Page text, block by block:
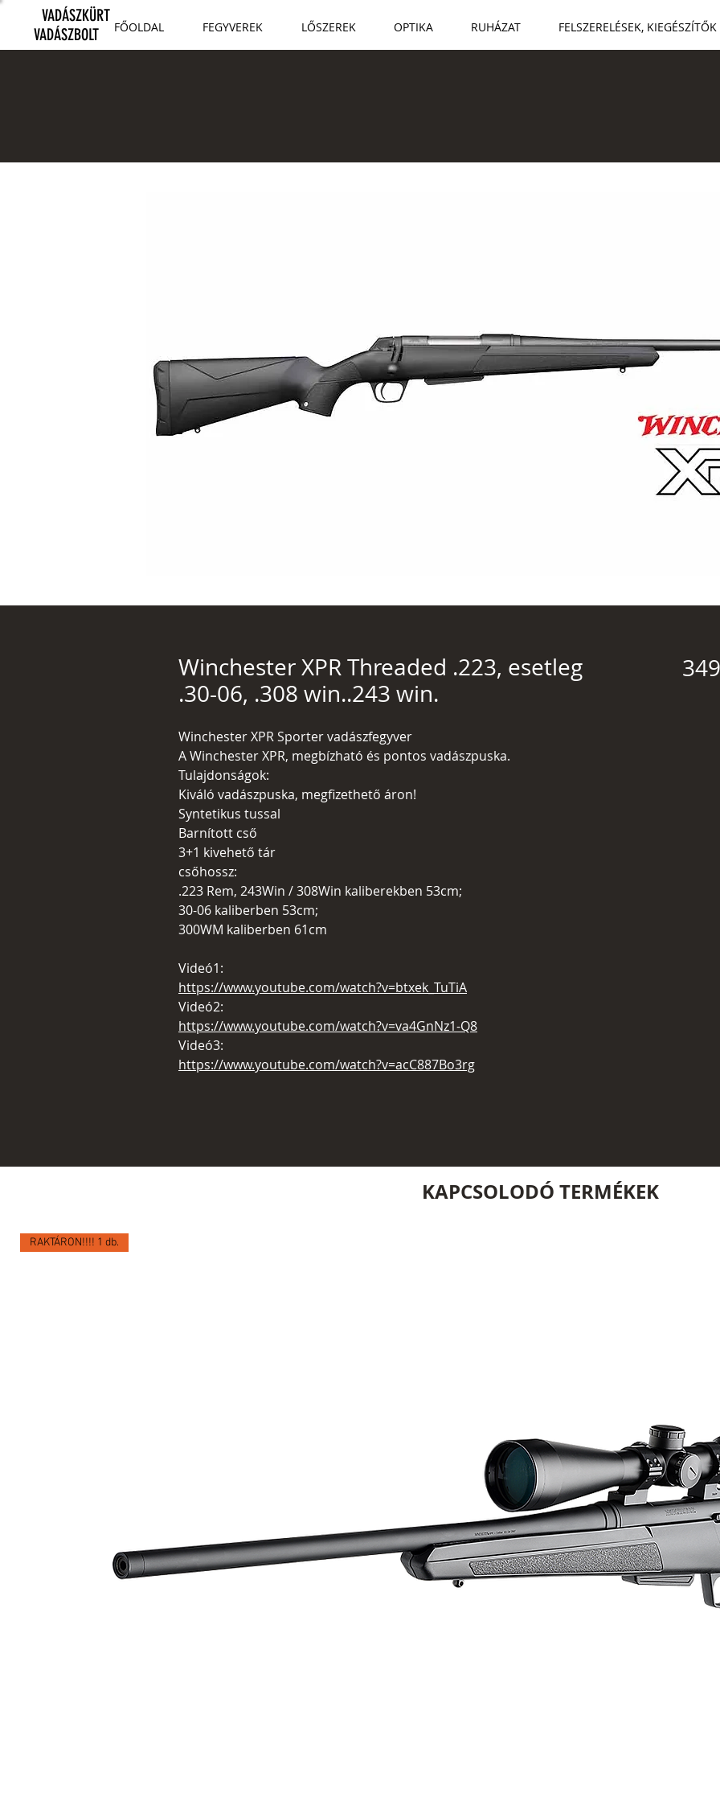
FŐOLDAL FEGYVEREK LŐSZEREK OPTIKA RUHÁZAT FELSZERELÉSEK, KIEGÉSZÍTŐK
VADÁSZKÜRT
VADÁSZBOLT
Winchester XPR Threaded .223, esetleg
.30-06, .308 win..243 win.
Winchester XPR Sporter vadászfegyver
A Winchester XPR, megbízható és pontos vadászpuska.
Tulajdonságok:
Kiváló vadászpuska, megfizethető áron!
Syntetikus tussal
Barnított cső
3+1 kivehető tár
csőhossz:
.223 Rem, 243Win / 308Win kaliberekben 53cm;
30-06 kaliberben 53cm;
300WM kaliberben 61cm
Videó1:
https://www.youtube.com/watch?v=btxek_TuTiA
Videó2:
https://www.youtube.com/watch?v=va4GnNz1-Q8
Videó3:
https://www.youtube.com/watch?v=acC887Bo3rg
KAPCSOLODÓ TERMÉKEK
RAKTÁRON!!!! 1 db.